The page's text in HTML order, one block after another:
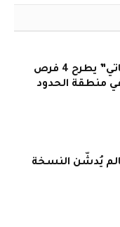
محليات السعودية: “مركز الغطاء النباتي” يطرح 4 فرص
منطقة الحدود
يُدشّن النسخة